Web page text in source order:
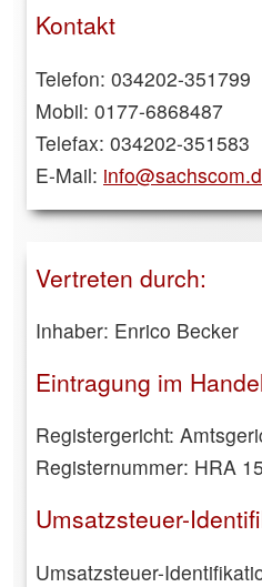
Kontakt
Telefon: 034202-351799
Mobil: 0177-6868487
Telefax: 034202-351583
E-Mail:
Vertreten durch:
Inhaber: Enrico Becker
Eintragung im
Registergericht:
Registernummer: HRA
Umsatzsteuer-
Umsatzsteuer-